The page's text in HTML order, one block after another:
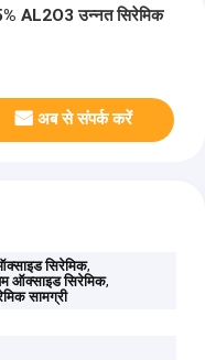
AL2O3 उन्नत सिरेमिक
अब से संपर्क करें
सिरेमिक,
ऑक्साइड सिरेमिक,
सामग्री